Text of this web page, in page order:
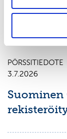
PÖRSSITIEDOTE
3.7.2026
Suominen